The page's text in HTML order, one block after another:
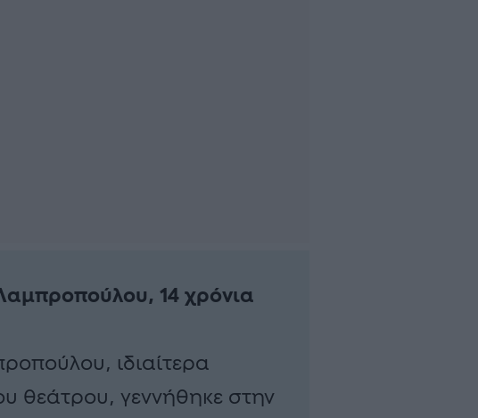
14 χρόνια
ιδιαίτερα
θεάτρου, γεννήθηκε στην